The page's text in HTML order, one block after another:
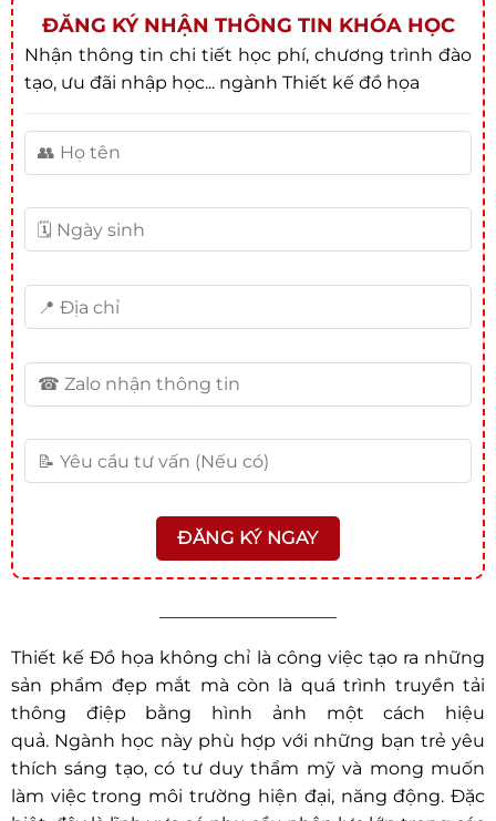
ĐĂNG KÝ NHẬN THÔNG TIN KHÓA HỌC
Nhận thông tin chi tiết học phí, chương trình đào
tạo, ưu đãi nhập học... ngành Thiết kế đồ họa
——————————
Thiết kế Đồ họa không chỉ là công việc tạo ra những
sản phẩm đẹp mắt mà còn là quá trình truyền tải
thông điệp bằng hình ảnh một cách hiệu
quả. Ngành học này phù hợp với những bạn trẻ yêu
thích sáng tạo, có tư duy thẩm mỹ và mong muốn
làm việc trong môi trường hiện đại, năng động. Đặc